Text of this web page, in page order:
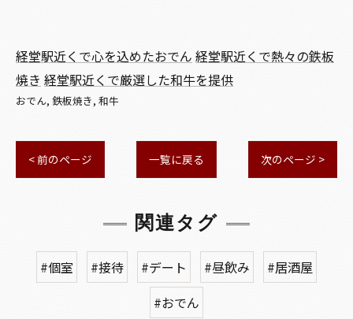
経堂駅近くで心を込めたおでん 経堂駅近くで熱々の鉄板
焼き 経堂駅近くで厳選した和牛を提供
おでん 鉄板焼き 和牛
< 前のページ 一覧に戻る 次のページ >
関連タグ
#個室 #接待 #デート #昼飲み
#居酒屋
#おでん